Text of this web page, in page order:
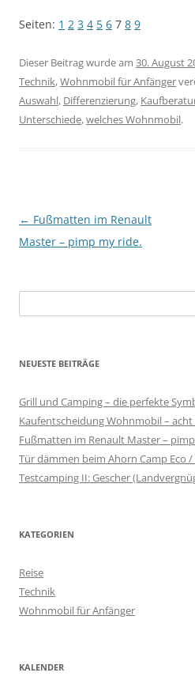
Seiten: 1 2 3 4 5 6 7 8 9
Dieser Beitrag wurde am 30. August
Technik,Wohnmobil für Anfänger
Auswahl, Differenzierung,
Unterschiede,welches Wohnmobil.
Beitragsnavigation
← Fußmatten im Renault
Master – pimp my ride.
u
NEUESTE BEITRÄGE
Grill und Camping – die perfekte
Kaufentscheidung Wohnmobil – acht
Fußmatten im Renault Master –
Tür dämmen beim Ahorn Camp Eco
Testcamping II: Gescher
KATEGORIEN
Reise
Technik
Wohnmobil für Anfänger
KALENDER